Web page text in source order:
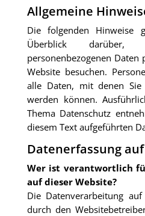
Allgemeine
Die folgenden Hinweise
Überblick
personenbezogenen Daten
Website besuchen.
alle Daten, mit denen
werden können.
Thema Datenschutz
diesem Text aufgeführten
Datenerfassung
Wer ist verantwortlich
auf dieser Website?
Die Datenverarbeitung
durch den